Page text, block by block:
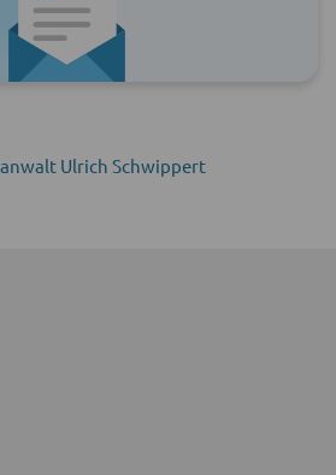
Ulrich Schwippert